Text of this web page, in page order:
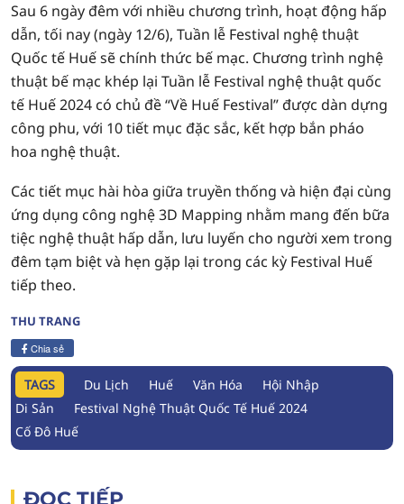
Sau 6 ngày đêm với nhiều chương trình, hoạt động hấp
dẫn, tối nay (ngày 12/6), Tuần lễ Festival nghệ thuật
Quốc tế Huế sẽ chính thức bế mạc. Chương trình nghệ
thuật bế mạc khép lại Tuần lễ Festival nghệ thuật quốc
tế Huế 2024 có chủ đề “Về Huế Festival” được dàn dựng
công phu, với 10 tiết mục đặc sắc, kết hợp bắn pháo
hoa nghệ thuật.
Các tiết mục hài hòa giữa truyền thống và hiện đại cùng
ứng dụng công nghệ 3D Mapping nhằm mang đến bữa
tiệc nghệ thuật hấp dẫn, lưu luyến cho người xem trong
đêm tạm biệt và hẹn gặp lại trong các kỳ Festival Huế
tiếp theo.
THU TRANG
Chia sẻ
TAGS Du Lịch Huế Văn Hóa
Hội Nhập
Di Sản
Festival Nghệ Thuật Quốc Tế Huế 2024
Cố Đô Huế
ĐỌC TIẾP